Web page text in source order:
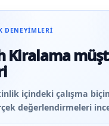
DENEYIMLERI
Kiralama
içindeki çalışma
değerlendirmeleri